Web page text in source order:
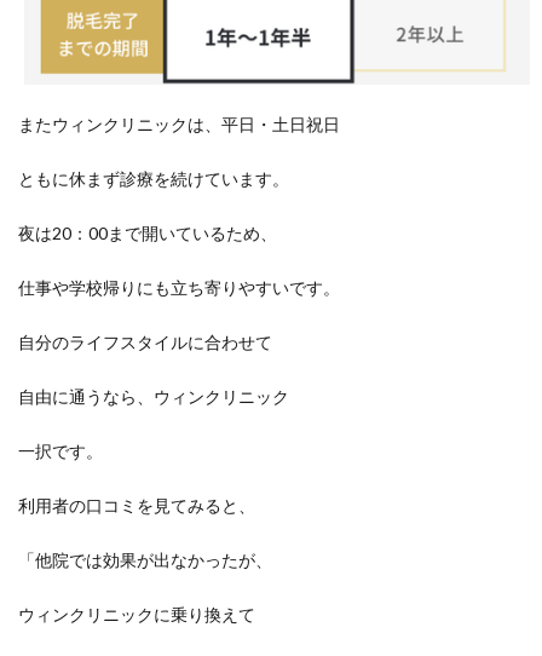
またウィンクリニックは、平日・土日祝日
ともに休まず診療を続けています。
夜は20：00まで開いているため、
仕事や学校帰りにも立ち寄りやすいです。
自分のライフスタイルに合わせて
自由に通うなら、ウィンクリニック
一択です。
利用者の口コミを見てみると、
「他院では効果が出なかったが、
ウィンクリニックに乗り換えて